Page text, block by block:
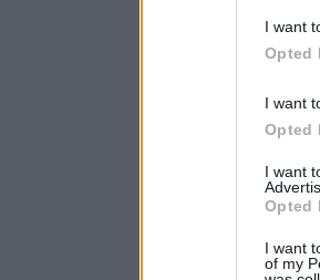
I want
Opted
I want
Opted
I want
Opted
I want
of my
περιπτώσεων.
Ποιος Έλληνας,
«ξεκίνημα
γνωρίζουμε
τους ξένους
αναφερθούμε
των όπλων
Ελληνικής